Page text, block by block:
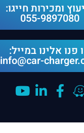
ומכירות חייגו:
055-9897080
פנו אלינו במייל:
info@car-